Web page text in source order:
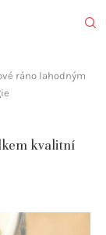
ráno lahodným
kvalitní